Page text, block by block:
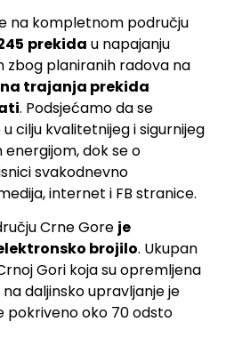
na kompletnom području
prekida u napajanju
planiranih radova na
trajanja prekida
. Podsjećamo da se
cilju kvalitetnijeg i sigurnijeg
dok se o
svakodnevno
internet i FB stranice.
Crne Gore je
brojilo. Ukupan
Gori koja su opremljena
daljinsko upravljanje je
pokriveno oko 70 odsto